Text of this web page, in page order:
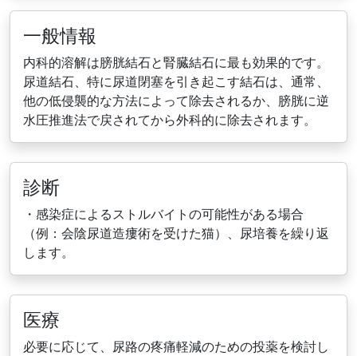
一般情報
内科的溶解は膀胱結石と腎臓結石に最も効果的です。
尿道結石、特に尿道閉塞を引き起こす結石は、通常、
他の低侵襲的な方法によって除去されるか、膀胱に逆
水圧推進法で戻されてから外科的に除去されます。
診断
・感染症によるストルバイトの可能性がある場合
（例：会陰尿道造瘻術を受けた猫）、尿培養を繰り返
します。
医療
必要に応じて、尿路の疼痛軽減のための投薬を検討し